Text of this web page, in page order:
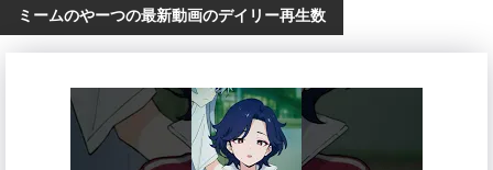
ミームのやーつの最新動画のデイリー再生数